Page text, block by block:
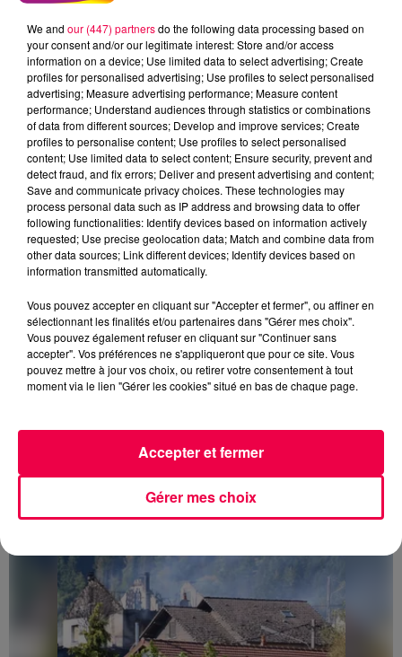
5 août 2026
Des assiettes Linvosges rappelées pour
excès de plomb
Du plomb a été détecté dans deux assiettes en
céramique vendues entre 2020 et 2022 par Linvosges.
3 août 2026
dans les Vosges
We and our (447) partnersdo the following data processing based on
your consent and/or our legitimate interest: Store and/or access
information on a device; Use limited data to select advertising; Create
profiles for personalised advertising; Use profiles to select personalised
advertising; Measure advertising performance; Measure content
performance; Understand audiences through statistics or combinations
of data from different sources; Develop and improve services; Create
profiles to personalise content; Use profiles to select personalised
content; Use limited data to select content; Ensure security, prevent and
detect fraud, and fix errors; Deliver and present advertising and content;
Save and communicate privacy choices. These technologies may
process personal data such as IP address and browsing data to offer
following functionalities: Identify devices based on information actively
requested; Use precise geolocation data; Match and combine data from
other data sources; Link different devices; Identify devices based on
information transmitted automatically.
Vous pouvez accepter en cliquant sur "Accepter et fermer", ou affiner en
sélectionnant les finalités et/ou partenaires dans "Gérer mes choix".
Vous pouvez également refuser en cliquant sur "Continuer sans
accepter". Vos préférences ne s'appliqueront que pour ce site. Vous
pouvez mettre à jour vos choix, ou retirer votre consentement à tout
moment via le lien "Gérer les cookies" situé en bas de chaque page.
Gérer mes choix
Accepter et fermer